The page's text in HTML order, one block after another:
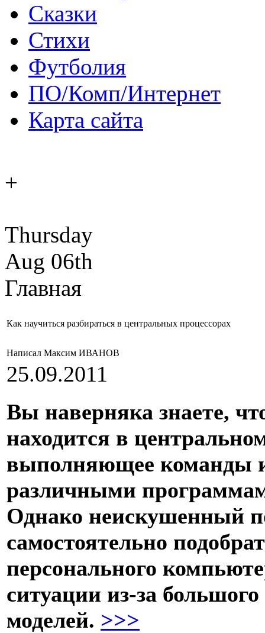
Сказки
Стихи
Футболия
ПО/Комп/Интернет
Карта сайта
+
Thursday
Aug 06th
Главная
Как научиться разбираться в центральных процессорах
Написал Максим ИВАНОВ
25.09.2011
Вы наверняка знаете,
находится в
выполняющее команды
различными
Однако неискушенный
самостоятельно
персонального
ситуации из-за
моделей. >>>